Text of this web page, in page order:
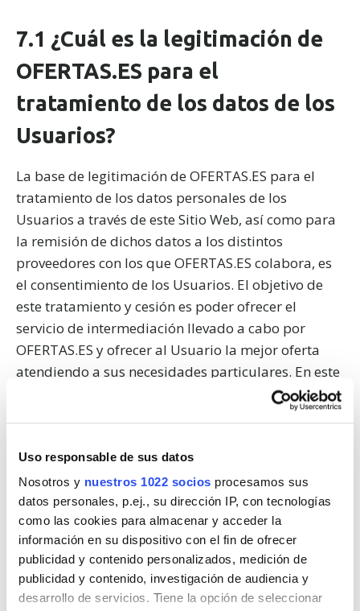
Uso responsable de sus datos
Nosotros y nuestros 1022 socios procesamos sus
datos personales, p.ej., su dirección IP, con tecnologías
como las cookies para almacenar y acceder la
información en su dispositivo con el fin de ofrecer
publicidad y contenido personalizados, medición de
publicidad y contenido, investigación de audiencia y
desarrollo de servicios. Tiene la opción de seleccionar
7.1 ¿Cuál es la legitimación de
OFERTAS.ES para el
tratamiento de los datos de los
Usuarios?
La base de legitimación de OFERTAS.ES para el
tratamiento de los datos personales de los
Usuarios a través de este Sitio Web, así como para
la remisión de dichos datos a los distintos
proveedores con los que OFERTAS.ES colabora, es
el consentimiento de los Usuarios. El objetivo de
este tratamiento y cesión es poder ofrecer el
servicio de intermediación llevado a cabo por
OFERTAS.ES y ofrecer al Usuario la mejor oferta
atendiendo a sus necesidades particulares. En este
sentido, OFERTAS.ES trata los datos personales de
los Usuarios con la finalidad de permitir la relación
Aceptando la presente Política de Privacidad y
marcando la casilla correspondiente en el
formulario, el Usuario presta su consentimiento a
dicho tratamiento.
OFERTAS.ES se toma muy en serio la protección de